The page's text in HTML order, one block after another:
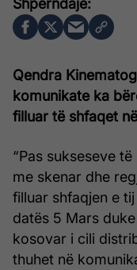
Qendra
komunikate ka
filluar të shfaqet
“Pas sukseseve
me skenar dhe
filluar shfaqjen e
datës 5 Mars
kosovar i cili
thuhet në